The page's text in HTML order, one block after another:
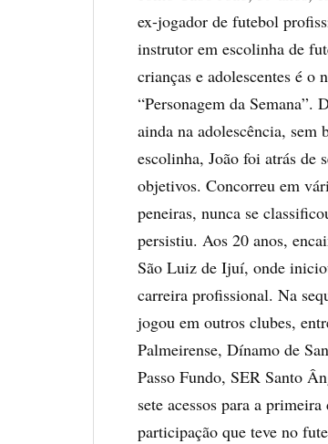
ex-jogador de futebol
instrutor em escolinha de
crianças e adolescentes é o
“Personagem da Semana”.
ainda na adolescência, sem
escolinha, João foi atrás de
objetivos. Concorreu em
peneiras, nunca se
persistiu. Aos 20 anos,
São Luiz de Ijuí, onde
carreira profissional. Na
jogou em outros clubes,
Palmeirense, Dínamo de
Passo Fundo, SER Santo
sete acessos para a
participação que teve no